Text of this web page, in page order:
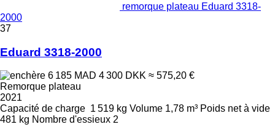
remorque plateau Eduard 3318-
2000
37
Eduard 3318-2000
6 185 MAD 4 300 DKK ≈ 575,20 €
Remorque plateau
2021
Capacité de charge 1 519 kg Volume 1,78 m³ Poids net à vide
481 kg Nombre d'essieux 2